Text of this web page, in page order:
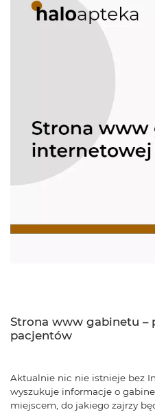
Strona www gabinetu –
pacjentów
Aktualnie nic nie istnieje bez
wyszukuje informacje o
miejscem, do jakiego zajrzy